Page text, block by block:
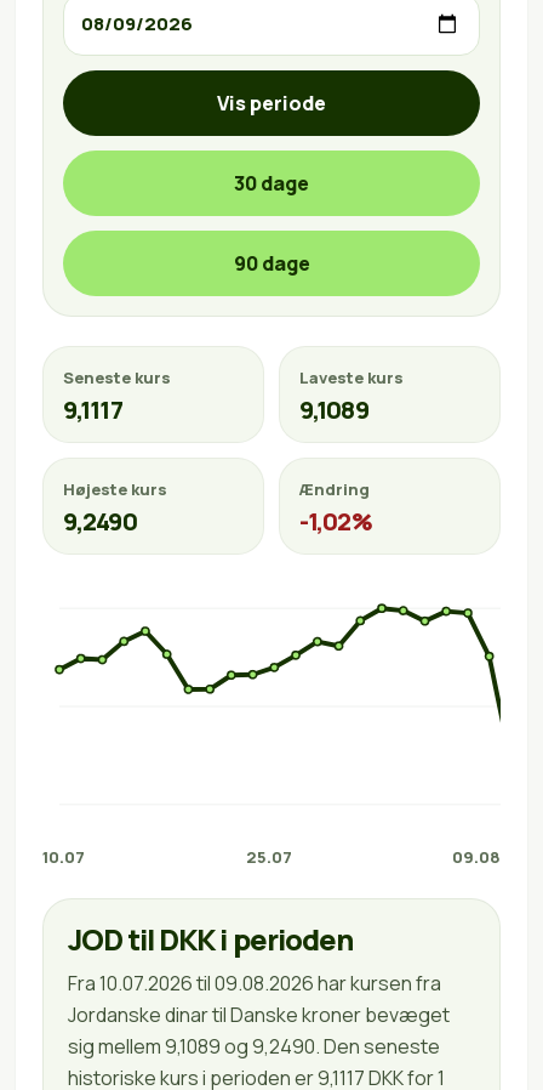
Vis periode
30 dage
90 dage
Seneste kurs
9,1117
Laveste kurs
9,1089
Højeste kurs
9,2490
Ændring
-1,02%
10.07 25.07 09.08
JOD til DKK i perioden
Fra 10.07.2026 til 09.08.2026 har kursen fra
Jordanske dinar til Danske kroner bevæget
sig mellem 9,1089 og 9,2490. Den seneste
historiske kurs i perioden er 9,1117 DKK for 1